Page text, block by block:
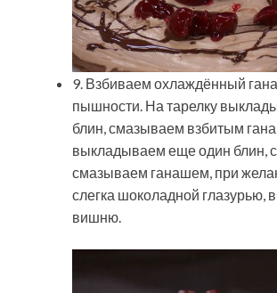
9. Взбиваем охлаждённый
пышности. На тарелку
блин, смазываем взбитым
выкладываем еще один блин,
смазываем ганашем, при
слегка шоколадной глазурью,
вишню.